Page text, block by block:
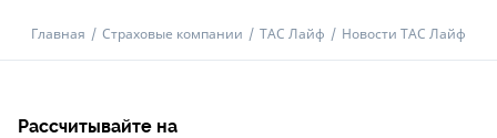
Главная Страховые компании ТАС Лайф Новости ТАС Лайф
Рассчитывайте на